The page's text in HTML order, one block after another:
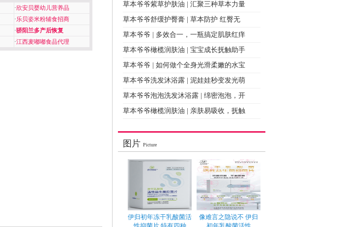
·欣安贝婴幼儿营养品
·乐贝姿米粉辅食招商
·骄阳兰多产后恢复
·江西麦嘟嘟食品代理
草本爷爷紫草护肤油 | 汇聚三种草本力量
草本爷爷舒缓护臀膏 | 草本防护 红臀无
草本爷爷 | 多效合一，一瓶搞定肌肤红痒
草本爷爷橄榄润肤油 | 宝宝成长抚触助手
草本爷爷 | 如何做个全身光滑柔嫩的水宝
草本爷爷洗发沐浴露 | 泥娃娃秒变发光萌
草本爷爷泡泡洗发沐浴露 | 绵密泡泡，开
草本爷爷橄榄润肤油 | 亲肤易吸收，抚触
图片 Picture
伊归初年冻干乳酸菌活
像难言之隐说不 伊归